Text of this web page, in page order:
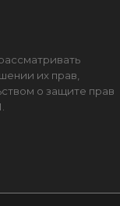
их прав,
о защите прав